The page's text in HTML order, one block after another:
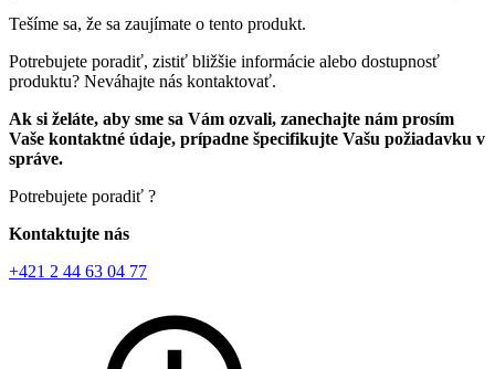
Tešíme sa, že sa zaujímate o tento produkt.
Potrebujete poradiť, zistiť bližšie informácie alebo dostupnosť
produktu? Neváhajte nás kontaktovať.
Ak si želáte, aby sme sa Vám ozvali, zanechajte nám prosím
Vaše kontaktné údaje, prípadne špecifikujte Vašu požiadavku v
správe.
Potrebujete poradiť ?
Kontaktujte nás
+421 2 44 63 04 77